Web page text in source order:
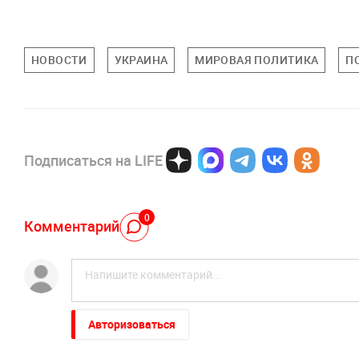
НОВОСТИ УКРАИНА МИРОВАЯ ПОЛИТИКА
Подписаться на LIFE
Комментарий 0
Авторизоваться